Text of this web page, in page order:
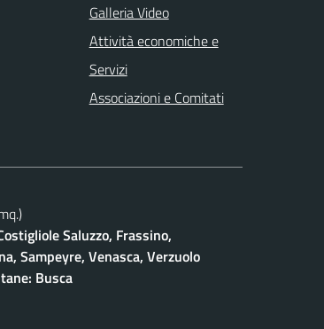
Galleria Video
Attività economiche e
Servizi
Associazioni e Comitati
Saluzzo, Frassino,
Sampeyre, Venasca, Verzuolo
Busca